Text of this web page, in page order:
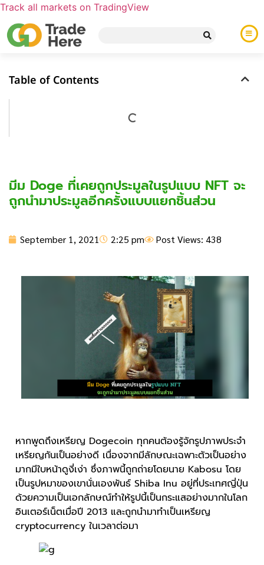
Track all markets on TradingView
Table of Contents
มีม Doge ที่เคยถูกประมูลในรูปแบบ NFT จะ
ถูกนำมาประมูลอีกครั้งแบบแยกชิ้นส่วน
September 1, 2021 2:25 pm Post Views: 438
หากพูดถึงเหรียญ Dogecoin ทุกคนต้องรู้จักรูปภาพประจำ
เหรียญกันเป็นอย่างดี เนื่องจากมีลักษณะเฉพาะตัวเป็นอย่าง
มากมีใบหน้าดูงี่เง่า ซึ่งภาพนี้ถูกถ่ายโดยนาย Kabosu โดย
เป็นรูปหมาของเขานั่นเองพันธ์ Shiba Inu อยู่ที่ประเทศญี่ปุ่น
ด้วยความเป็นเอกลักษณ์ทำให้รูปนี้เป็นกระแสอย่างมากในโลก
อินเตอร์เน็ตเมื่อปี 2013 และถูกนำมาทำเป็นเหรียญ
cryptocurrency ในเวลาต่อมา